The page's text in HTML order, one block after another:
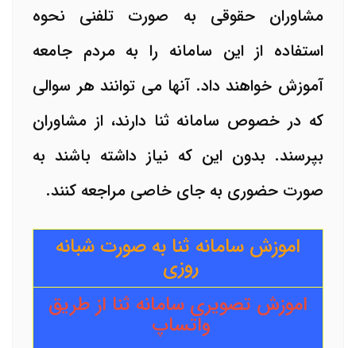
مشاوران حقوقی به صورت تلفنی نحوه
استفاده از این سامانه را به مردم جامعه
آموزش خواهند داد. آنها می توانند هر سوالی
که در خصوص سامانه ثنا دارند، از مشاوران
بپرسند. بدون این که نیاز داشته باشند به
صورت حضوری به جای خاصی مراجعه کنند.
اموزش سامانه ثنا به صورت شبانه
روزی
اموزش تصویری سامانه ثنا از طریق
واتساپ